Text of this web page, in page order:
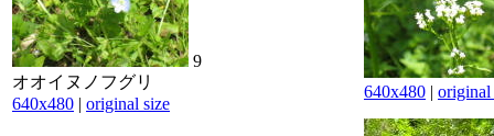
9
オオイヌノフグリ
640x480 | original size
640x480 | original